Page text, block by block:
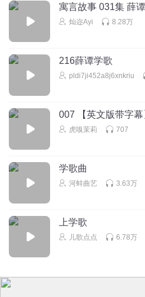
寓言故事 031集 薛
灿迩Ayi 8.28万
216薛谭学歌
pldi7ji452a8j6xnkriu
007 【英文版带字
虎嗅茉莉 707
学歌曲
河蚌曲艺 3.63万
上学歌
儿歌点点 6.78万